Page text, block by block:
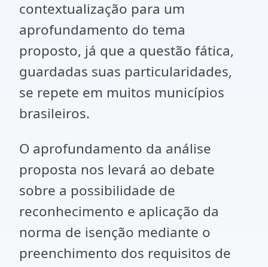
contextualização para um
aprofundamento do tema
proposto, já que a questão fática,
guardadas suas particularidades,
se repete em muitos municípios
brasileiros.
O aprofundamento da análise
proposta nos levará ao debate
sobre a possibilidade de
reconhecimento e aplicação da
norma de isenção mediante o
preenchimento dos requisitos de